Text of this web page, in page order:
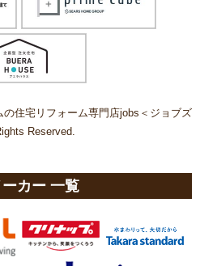
住宅リフォーム専門店jobs＜ジョブズ
Reserved.
カー 一覧